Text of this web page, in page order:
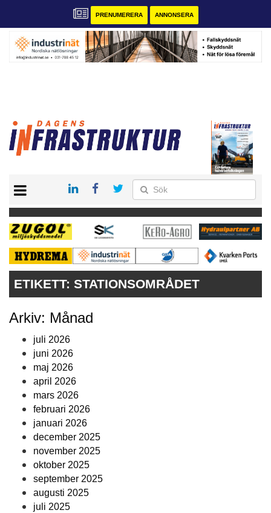
PRENUMERERA ANNONSERA
KONTAKT
VÅRA ANDRA MAGASIN
PRENUMERERA
ANNONSERA
ETIKETT: STATIONSOMRÅDET
Arkiv: Månad
juli 2026
juni 2026
maj 2026
april 2026
mars 2026
februari 2026
januari 2026
december 2025
november 2025
oktober 2025
september 2025
augusti 2025
juli 2025